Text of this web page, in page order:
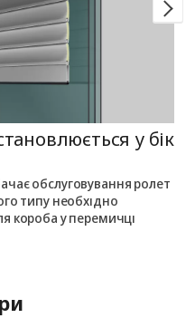
у бік
обслуговування ролет
типу необхідно
короба у перемичці